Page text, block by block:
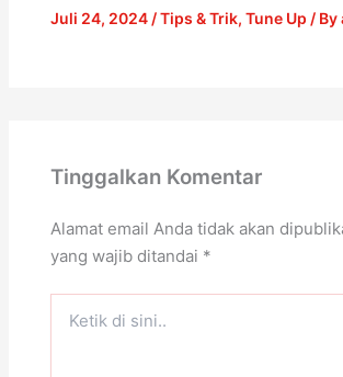
Juli 24, 2024 /Tips & Trik, Tune Up / By
Tinggalkan Komentar
Alamat email Anda tidak akan
yang wajib ditandai *